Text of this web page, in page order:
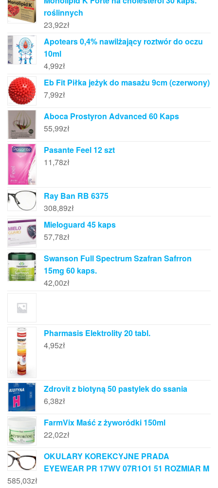
roślinnych
23,92zł
Apotears 0,4% nawilżający roztwór do oczu
10ml
4,99zł
Eb Fit Piłka jeżyk do masażu 9cm (czerwony)
7,99zł
Aboca Prostyron Advanced 60 Kaps
55,99zł
Pasante Feel 12 szt
11,78zł
Ray Ban RB 6375
308,89zł
Mieloguard 45 kaps
57,78zł
Swanson Full Spectrum Szafran Safrron
15mg 60 kaps.
42,00zł
Pharmasis Elektrolity 20 tabl.
4,95zł
Zdrovit z biotyną 50 pastylek do ssania
6,38zł
FarmVix Maść z żyworódki 150ml
22,02zł
OKULARY KOREKCYJNE PRADA
EYEWEAR PR 17WV 07R1O1 51 ROZMIAR M
585,03zł